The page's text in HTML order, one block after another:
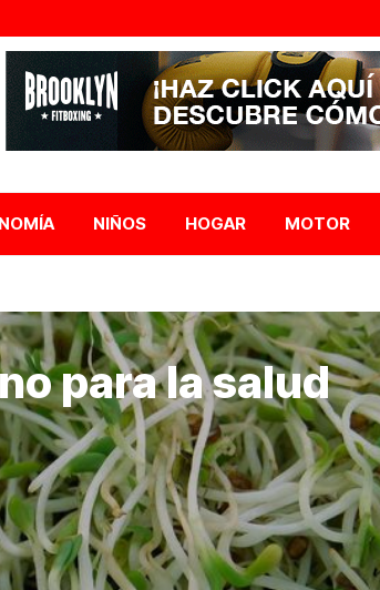
NIÑOS HOGAR MOTOR
para la salud